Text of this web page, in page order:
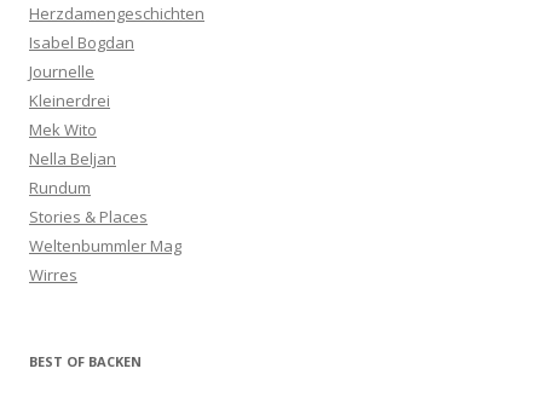
Herzdamengeschichten
Isabel Bogdan
Journelle
Kleinerdrei
Mek Wito
Nella Beljan
Rundum
Stories & Places
Weltenbummler Mag
Wirres
BEST OF BACKEN